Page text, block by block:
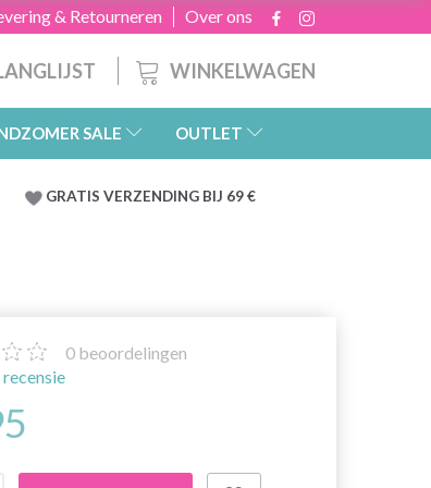
Over ons
& Retourneren
WINKELWAGEN
SALE OUTLET
GRATIS VERZENDING BIJ 69 €
0 beoordelingen